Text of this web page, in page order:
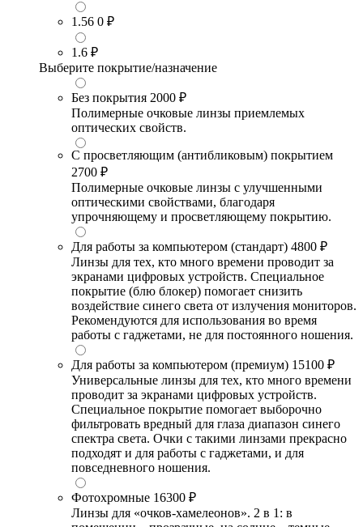
1.56 0 ₽
1.6 ₽
Выберите покрытие/назначение
Без покрытия 2000 ₽
Полимерные очковые линзы приемлемых
оптических свойств.
С просветляющим (антибликовым) покрытием
2700 ₽
Полимерные очковые линзы с улучшенными
оптическими свойствами, благодаря
упрочняющему и просветляющему покрытию.
Для работы за компьютером (стандарт) 4800 ₽
Линзы для тех, кто много времени проводит за
экранами цифровых устройств. Специальное
покрытие (блю блокер) помогает снизить
воздействие синего света от излучения мониторов.
Рекомендуются для использования во время
работы с гаджетами, не для постоянного ношения.
Для работы за компьютером (премиум) 15100 ₽
Универсальные линзы для тех, кто много времени
проводит за экранами цифровых устройств.
Специальное покрытие помогает выборочно
фильтровать вредный для глаза диапазон синего
спектра света. Очки с такими линзами прекрасно
подходят и для работы с гаджетами, и для
повседневного ношения.
Фотохромные 16300 ₽
Линзы для «очков-хамелеонов». 2 в 1: в